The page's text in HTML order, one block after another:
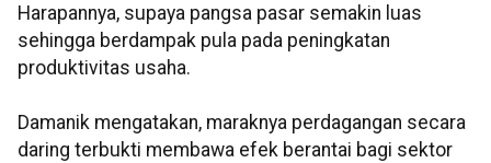
Harapannya, supaya pangsa pasar semakin luas
sehingga berdampak pula pada peningkatan
produktivitas usaha.
Damanik mengatakan, maraknya perdagangan secara
daring terbukti membawa efek berantai bagi sektor